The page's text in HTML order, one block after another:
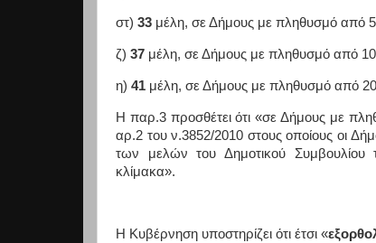
στ) 33 μέλη, σε Δήμους με πληθυσμό από
ζ) 37 μέλη, σε Δήμους με πληθυσμό από
η) 41 μέλη, σε Δήμους με πληθυσμό από
H παρ.3 προσθέτει ότι «σε Δήμους με
αρ.2 του ν.3852/2010 στους οποίους οι
των μελών του Δημοτικού Συμβουλίου
κλίμακα».
Η Κυβέρνηση υποστηρίζει ότι έτσι «